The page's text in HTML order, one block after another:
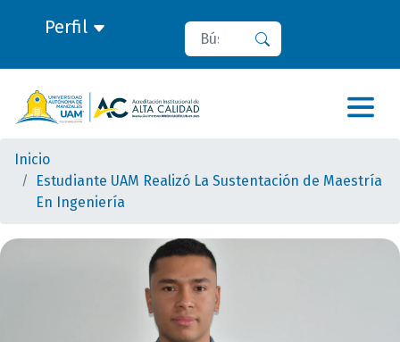
Perfil Buscar
Inicio
Estudiante UAM Realizó La Sustentación de Maestría
En Ingeniería